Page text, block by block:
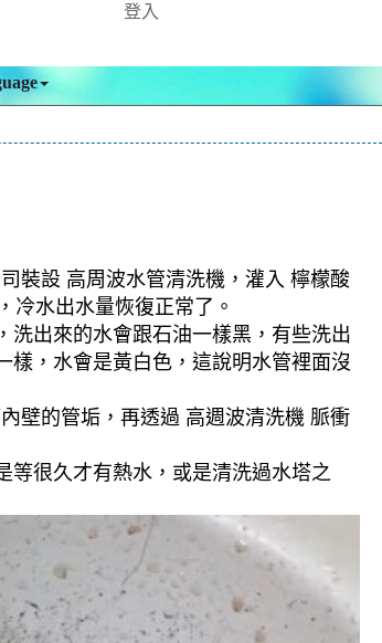
登入
裝設 高周波水管清洗機，灌入 檸檬酸
冷水出水量恢復正常了。
洗出來的水會跟石油一樣黑，有些洗出
，水會是黃白色，這說明水管裡面沒
壁的管垢，再透過 高週波清洗機 脈衝
等很久才有熱水，或是清洗過水塔之